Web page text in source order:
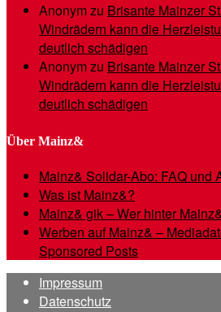
Anonymzu Brisante Mainzer
Windrädern kann die
deutlich schädigen
Anonymzu Brisante Mainzer
Windrädern kann die
deutlich schädigen
Über Mainz&
Mainz& Solidar-Abo: FAQ und
Was ist Mainz&?
Mainz& gik – Wer hinter
Werben auf Mainz& –
Sponsored Posts
Impressum
Datenschutz